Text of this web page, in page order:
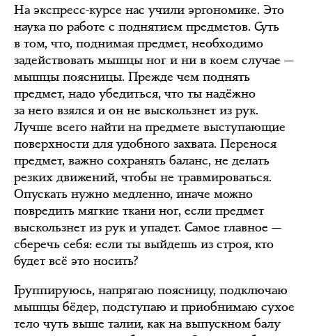
На экспресс-курсе нас учили эргономике. Это
наука по работе с поднятием предметов. Суть
в том, что, поднимая предмет, необходимо
задействовать мышцы ног и ни в коем случае —
мышцы поясницы. Прежде чем поднять
предмет, надо убедиться, что ты надёжно
за него взялся и он не выскользнет из рук.
Лучше всего найти на предмете выступающие
поверхности для удобного захвата. Перенося
предмет, важно сохранять баланс, не делать
резких движений, чтобы не травмироваться.
Опускать нужно медленно, иначе можно
повредить мягкие ткани ног, если предмет
выскользнет из рук и упадет. Самое главное —
сберечь себя: если ты выйдешь из строя, кто
будет всё это носить?
Группируюсь, напрягаю поясницу, подключаю
мышцы бёдер, подступаю и приобнимаю сухое
тело чуть выше талии, как на выпускном балу